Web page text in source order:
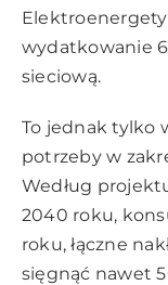
wydatkowanie
sieciową.
To jednak tylko
potrzeby w
Według
2040 roku,
roku, łączne
sięgnąć nawet